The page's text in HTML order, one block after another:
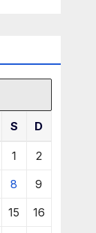
S D
1 2
8 9
15 16